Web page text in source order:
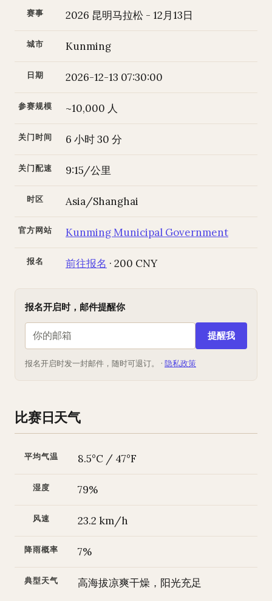
赛事 2026 昆明马拉松 - 12月13日
城市 Kunming
日期 2026-12-13 07:30:00
参赛规模 ~10,000 人
关门时间 6 小时 30 分
关门配速 9:15/公里
时区 Asia/Shanghai
官方网站 Kunming Municipal Government
报名 前往报名 · 200 CNY
报名开启时，邮件提醒你
提醒我
报名开启时发一封邮件，随时可退订。 · 隐私政策
比赛日天气
平均气温 8.5°C / 47°F
湿度 79%
风速 23.2 km/h
降雨概率 7%
典型天气 高海拔凉爽干燥，阳光充足